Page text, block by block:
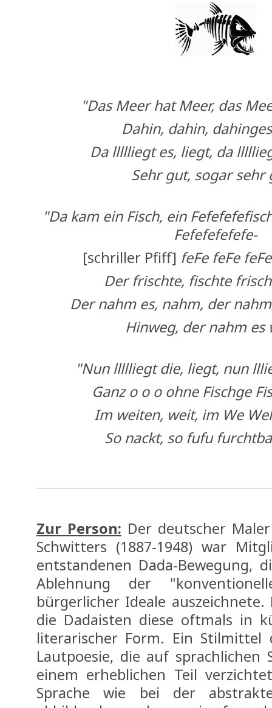
"Das Meer hat Meer, das
Dahin, dahin,
Da llllliegt es, liegt, da
Sehr gut, sogar sehr
"Da kam ein Fisch, ein
Fefefefefefe-
[schriller Pfiff] feFe feFe
Der frischte, fischte
Der nahm es, nahm, der
Hinweg, der nahm es
"Nun llllliegt die, liegt, nun
Ganz o o o ohne Fischge
Im weiten, weit, im We
So nackt, so fufu
Zur Person: Der deutscher
Schwitters (1887-1948) war
entstandenen Dada-Bewegung,
Ablehnung der
bürgerlicher Ideale
die Dadaisten diese oftmals in
literarischer Form. Ein Stilmittel
Lautpoesie, die auf sprachlichen
einem erheblichen Teil
Sprache wie bei der